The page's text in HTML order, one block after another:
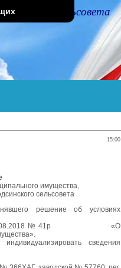
сельсовета
15:00
имущества,
сельсовета
решение об условиях
от 01.08.2018 № 41р «О
сведения